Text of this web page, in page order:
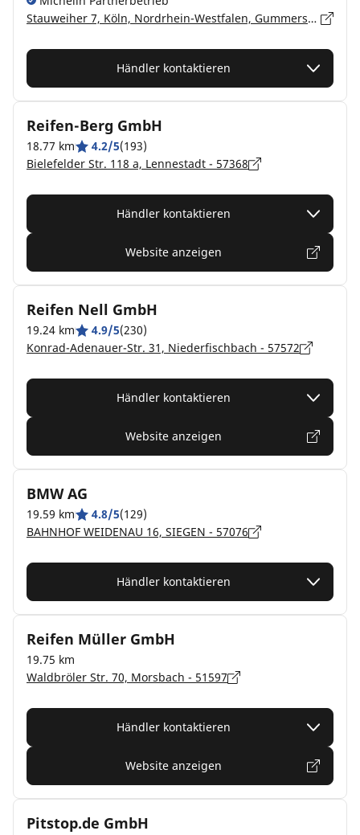
Stauweiher 7, Köln, Nordrhein-Westfalen, Gummersbach - 51645
Händler kontaktieren
Reifen-Berg GmbH
18.77 km 4.2/5(193)
Bielefelder Str. 118 a, Lennestadt - 57368
Händler kontaktieren
Website anzeigen
Reifen Nell GmbH
19.24 km 4.9/5(230)
Konrad-Adenauer-Str. 31, Niederfischbach - 57572
Händler kontaktieren
Website anzeigen
BMW AG
19.59 km 4.8/5(129)
BAHNHOF WEIDENAU 16, SIEGEN - 57076
Händler kontaktieren
Reifen Müller GmbH
19.75 km
Waldbröler Str. 70, Morsbach - 51597
Händler kontaktieren
Website anzeigen
Pitstop.de GmbH